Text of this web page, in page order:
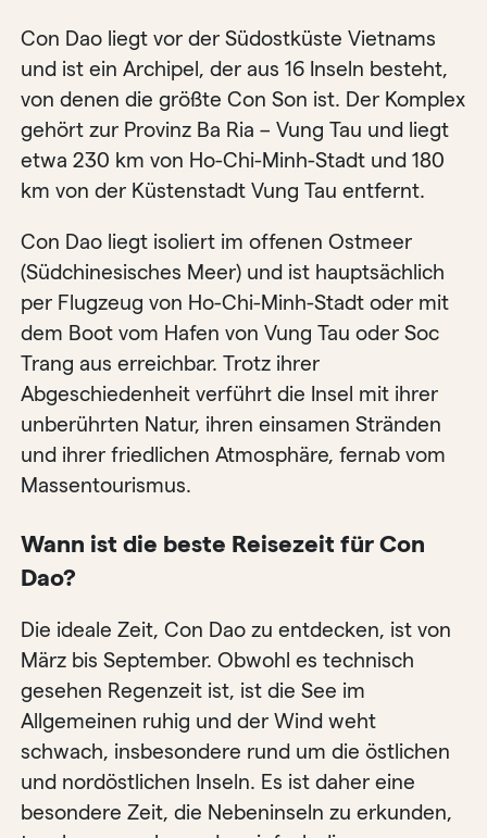
Con Dao liegt vor der Südostküste Vietnams
und ist ein Archipel, der aus 16 Inseln besteht,
von denen die größte Con Son ist. Der Komplex
gehört zur Provinz Ba Ria – Vung Tau und liegt
etwa 230 km von Ho-Chi-Minh-Stadt und 180
km von der Küstenstadt Vung Tau entfernt.
Con Dao liegt isoliert im offenen Ostmeer
(Südchinesisches Meer) und ist hauptsächlich
per Flugzeug von Ho-Chi-Minh-Stadt oder mit
dem Boot vom Hafen von Vung Tau oder Soc
Trang aus erreichbar. Trotz ihrer
Abgeschiedenheit verführt die Insel mit ihrer
unberührten Natur, ihren einsamen Stränden
und ihrer friedlichen Atmosphäre, fernab vom
Massentourismus.
Wann ist die beste Reisezeit für Con
Dao?
Die ideale Zeit, Con Dao zu entdecken, ist von
März bis September. Obwohl es technisch
gesehen Regenzeit ist, ist die See im
Allgemeinen ruhig und der Wind weht
schwach, insbesondere rund um die östlichen
und nordöstlichen Inseln. Es ist daher eine
besondere Zeit, die Nebeninseln zu erkunden,